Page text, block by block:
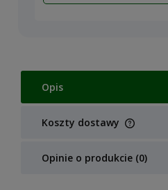
Opis
Koszty dostawy
Cena nie zawiera
Opinie o produkcie (0)